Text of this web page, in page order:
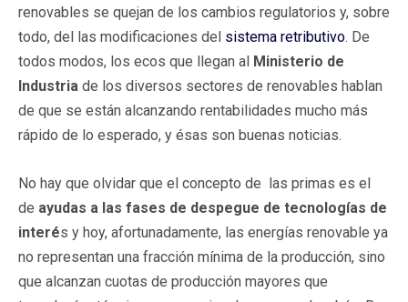
renovables se quejan de los cambios regulatorios y, sobre
todo, del las modificaciones del sistema retributivo. De
todos modos, los ecos que llegan al Ministerio de
Industria de los diversos sectores de renovables hablan
de que se están alcanzando rentabilidades mucho más
rápido de lo esperado, y ésas son buenas noticias.
No hay que olvidar que el concepto de las primas es el
de ayudas a las fases de despegue de tecnologías de
interés y hoy, afortunadamente, las energías renovable ya
no representan una fracción mínima de la producción, sino
que alcanzan cuotas de producción mayores que